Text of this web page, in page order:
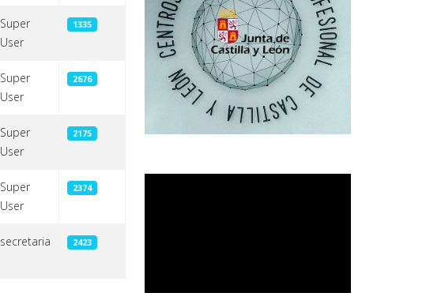
Super
User
1335
Super
User
2676
Super
User
2175
Super
User
2374
secretaria 2423